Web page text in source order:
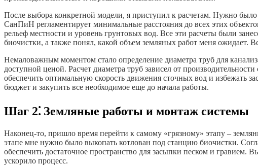
После выбора конкретной модели, я приступил к расчетам. Нужно
СанПиН регламентирует минимальные расстояния до всех этих
рельеф местности и уровень грунтовых вод. Все эти расчеты были
биочистки, а также понял, какой объем земляных работ меня ожидает.
Немаловажным моментом стало определение диаметра труб для
доступной ценой. Расчет диаметра труб зависел от
обеспечить оптимальную скорость движения сточных вод и избежать
бюджет и закупить все необходимое еще до начала работы.
Шаг 2⁚ Земляные работы и монтаж системы
Наконец-то, пришло время перейти к самому «грязному» этапу –
этапе мне нужно было выкопать котлован под станцию биочистки.
обеспечить достаточное пространство для засыпки песком и
ускорило процесс.